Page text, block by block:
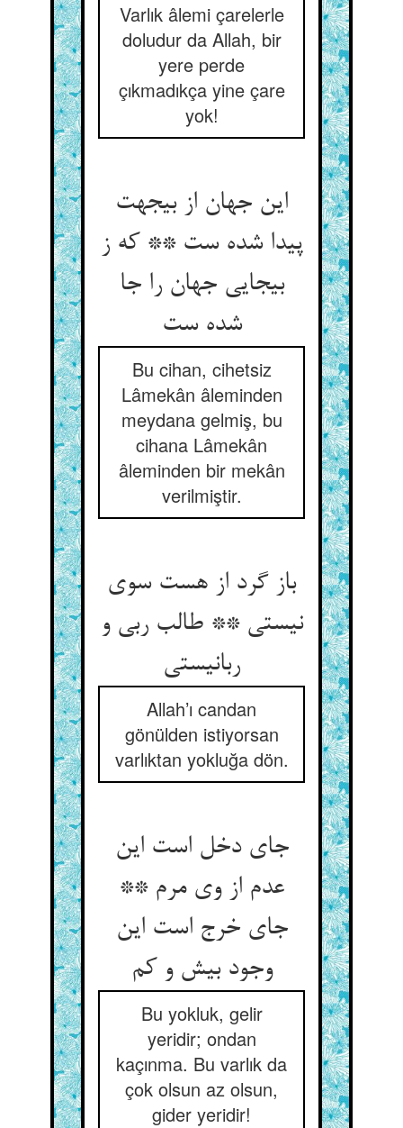
Varlık âlemi çarelerle
doludur da Allah, bir
yere perde
çıkmadıkça yine çare
yok!
این جهان از بی‏جهت
پیدا شده ست ** که ز
بی‏جایی جهان را جا
شده ست‏
Bu cihan, cihetsiz
Lâmekân âleminden
meydana gelmiş, bu
cihana Lâmekân
âleminden bir mekân
verilmiştir.
باز گرد از هست سوی
نیستی ** طالب ربی و
ربانیستی‏
Allah’ı candan
gönülden istiyorsan
varlıktan yokluğa dön.
جای دخل است این
عدم از وی مرم **
جای خرج است این
وجود بیش و کم‏
Bu yokluk, gelir
yeridir; ondan
kaçınma. Bu varlık da
çok olsun az olsun,
gider yeridir!